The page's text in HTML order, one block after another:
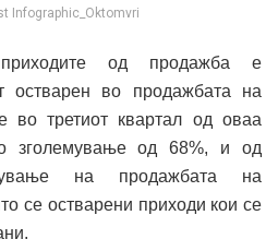
Infographic_Oktomvri
од продажба е
остварен во продажбата на
во третиот квартал од оваа
зголемување од 68%, и од
на продажбата на
се остварени приходи кои се